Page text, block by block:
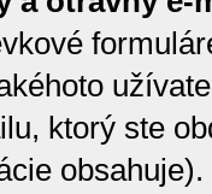
ktorý ste